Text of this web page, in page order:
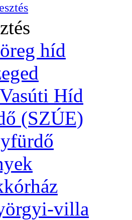
híd
Híd
(SZÚE)
villa